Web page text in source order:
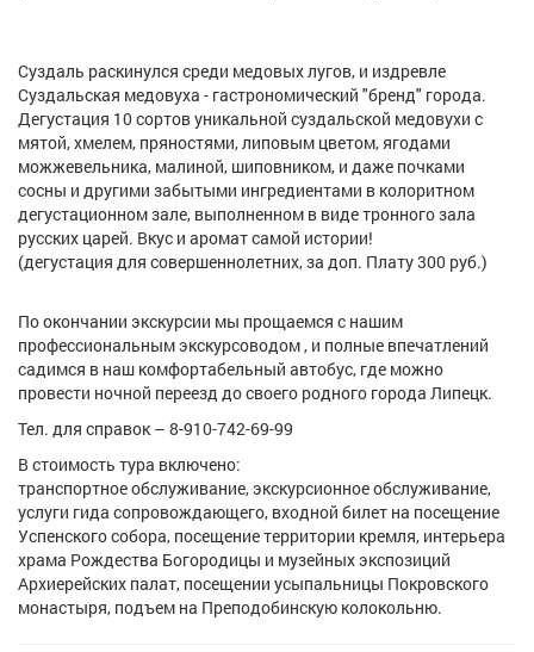
Суздаль раскинулся среди медовых лугов, и издревле
Суздальская медовуха - гастрономический "бренд" города.
Дегустация 10 сортов уникальной суздальской медовухи с
мятой, хмелем, пряностями, липовым цветом, ягодами
можжевельника, малиной, шиповником, и даже почками
сосны и другими забытыми ингредиентами в колоритном
дегустационном зале, выполненном в виде тронного зала
русских царей. Вкус и аромат самой истории!
(дегустация для совершеннолетних, за доп. Плату 300 руб.)
По окончании экскурсии мы прощаемся с нашим
профессиональным экскурсоводом , и полные впечатлений
садимся в наш комфортабельный автобус, где можно
провести ночной переезд до своего родного города Липецк.
Тел. для справок – 8-910-742-69-99
В стоимость тура включено:
транспортное обслуживание, экскурсионное обслуживание,
услуги гида сопровождающего, входной билет на посещение
Успенского собора, посещение территории кремля, интерьера
храма Рождества Богородицы и музейных экспозиций
Архиерейских палат, посещении усыпальницы Покровского
монастыря, подъем на Преподобинскую колокольню.